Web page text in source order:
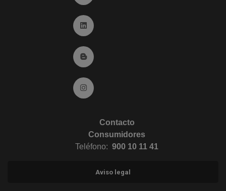
Ir a Linkedin (abre en ventana nueva)
Ir al Blog (abre en ventana nueva)
Ir a Instagram (abre en ventana nueva)
Contacto
Consumidores
Teléfono: 900 10 11 41
Aviso legal